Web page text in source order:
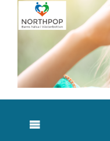
content
Toggle